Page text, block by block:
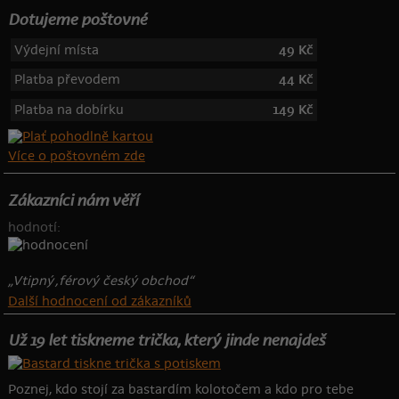
Dotujeme poštovné
Výdejní místa
49 Kč
Platba převodem
44 Kč
Platba na dobírku
149 Kč
Více o poštovném zde
Zákazníci nám věří
hodnotí:
„Vtipný ,férový český obchod“
Další hodnocení od zákazníků
Už 19 let tiskneme trička, který jinde nenajdeš
Poznej, kdo stojí za bastardím kolotočem a kdo pro tebe